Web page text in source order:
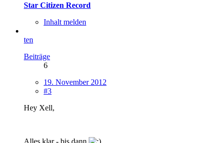
Star Citizen Record
Inhalt melden
ten
Beiträge
6
19. November 2012
#3
Hey Xell,
Alles klar - bis dann